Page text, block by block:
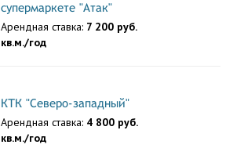
супермаркете "Атак"
Арендная ставка: 7 200 руб.
кв.м./год
КТК "Северо-западный"
Арендная ставка: 4 800 руб.
кв.м./год